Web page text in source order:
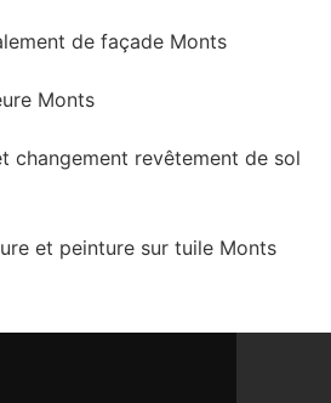
de façade Monts
Monts
changement revêtement de sol
et peinture sur tuile Monts